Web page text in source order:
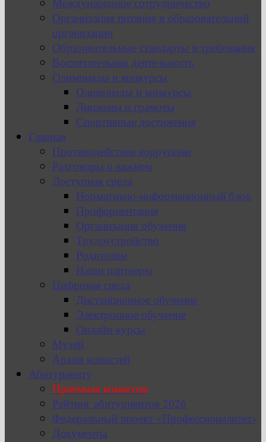
Организация питания в образовательной
организации
Образовательные стандарты и требования
Воспитательная деятельность
Олимпиады и конкурсы
Олимпиады и конкурсы
Дипломы и грамоты
Спортивные достижения
Главная
Противодействие коррупции
Разговоры о важном
Доступная среда
Нормативно-информационный блок
Профориентация
Организация обучения
Трудоустройство
Родителям
Наши партнеры
Цифровая среда
Дистанционное обучение
Электронное обучение
Онлайн-курсы
Музей
Архив новостей
Абитуриенту
Приемная комиссия
Рейтинг абитуриентов 2026
Федеральный проект «Профессионалитет»
Документы